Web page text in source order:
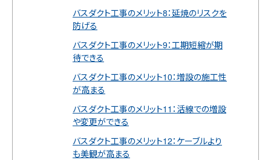
バスダクト工事のメリット8：延焼のリスクを
防げる
バスダクト工事のメリット9：工期短縮が期
待できる
バスダクト工事のメリット10：増設の施工性
が高まる
バスダクト工事のメリット11：活線での増設
や変更ができる
バスダクト工事のメリット12：ケーブルより
も美観が高まる